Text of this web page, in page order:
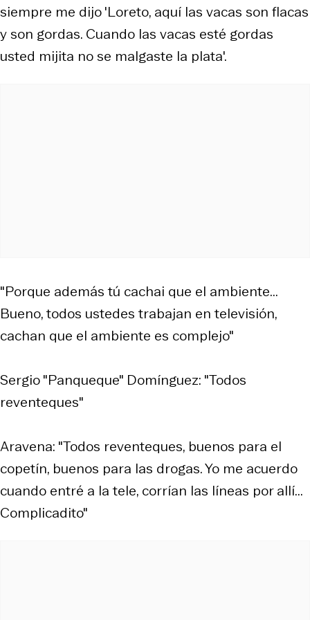
siempre me dijo 'Loreto, aquí las vacas son flacas
y son gordas. Cuando las vacas esté gordas
usted mijita no se malgaste la plata'.
"Porque además tú cachai que el ambiente...
Bueno, todos ustedes trabajan en televisión,
cachan que el ambiente es complejo"
Sergio "Panqueque" Domínguez: "Todos
reventeques"
Aravena: "Todos reventeques, buenos para el
copetín, buenos para las drogas. Yo me acuerdo
cuando entré a la tele, corrían las líneas por allí...
Complicadito"